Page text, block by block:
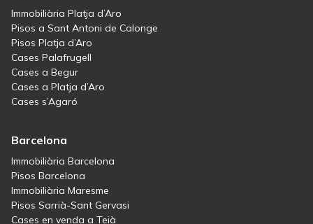
Immobiliària Platja d’Aro
Pisos a Sant Antoni de Calonge
Pisos Platja d’Aro
Cases Palafrugell
Cases a Begur
Cases a Platja d’Aro
Cases s’Agaró
Barcelona
Immobiliària Barcelona
Pisos Barcelona
Immobiliària Maresme
Pisos Sarrià-Sant Gervasi
Cases en venda a Teià